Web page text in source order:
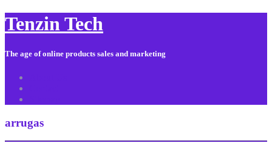
Tenzin Tech
The age of online products sales and marketing
arrugas